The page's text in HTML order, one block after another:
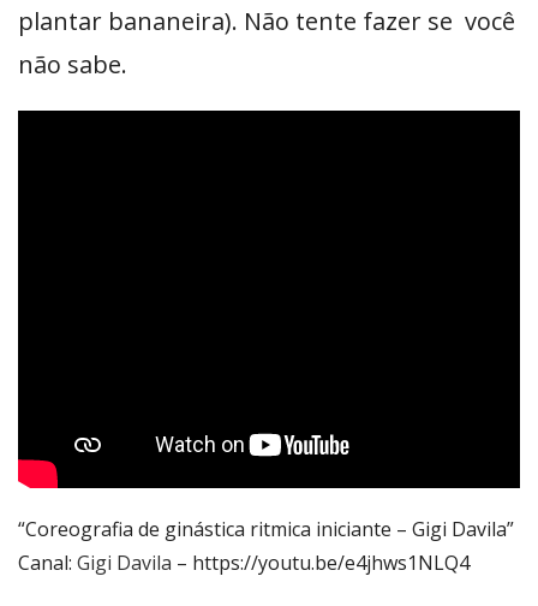
plantar bananeira). Não tente fazer se você
não sabe.
“Coreografia de ginástica ritmica iniciante – Gigi Davila”
Canal: Gigi Davila – https://youtu.be/e4jhws1NLQ4